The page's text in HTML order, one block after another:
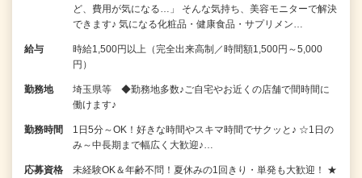
ど、費用が気になる…」 そんな気持ち、美容モニターで解決
できます♪ 気になる化粧品・健康食品・サプリメン…
給与
時給1,500円以上（完全出来高制／時間額1,500円～5,000
円）
勤務地
埼玉県等 ◆勤務地多数♪ご自宅やお近くの店舗で間時間に
働けます♪
勤務時間
1日5分～OK！好きな時間やスキマ時間でサクッと♪ ☆1日の
み～中長期まで幅広く大歓迎♪…
応募資格
未経験OK＆年齢不問！夏休みの1回きり・単発も大歓迎！ ★